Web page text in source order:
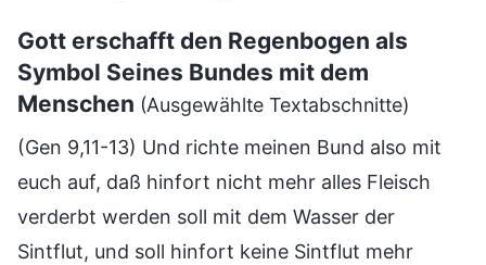
Gott erschafft den Regenbogen als
Symbol Seines Bundes mit dem
Menschen (Ausgewählte Textabschnitte)
(Gen 9,11-13) Und richte meinen Bund also mit
euch auf, daß hinfort nicht mehr alles Fleisch
verderbt werden soll mit dem Wasser der
Sintflut, und soll hinfort keine Sintflut mehr